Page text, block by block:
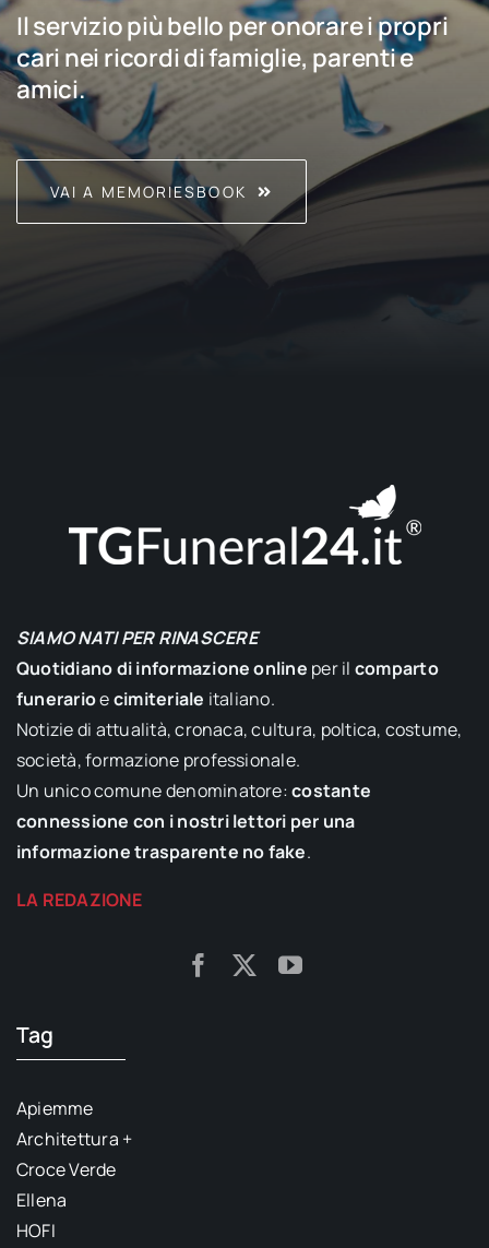
Il servizio più bello per onorare i propri
cari nei ricordi di famiglie, parenti e
amici.
VAI A MEMORIESBOOK
SIAMO NATI PER RINASCERE
Quotidiano di informazione online per il comparto
funerarioecimiteriale italiano.
Notizie di attualità, cronaca, cultura, poltica, costume,
società, formazione professionale.
Un unico comune denominatore:costante
connessione con i nostri lettori per una
informazione trasparente no fake.
LA REDAZIONE
Tag
Apiemme
Architettura +
Croce Verde
Ellena
HOFI